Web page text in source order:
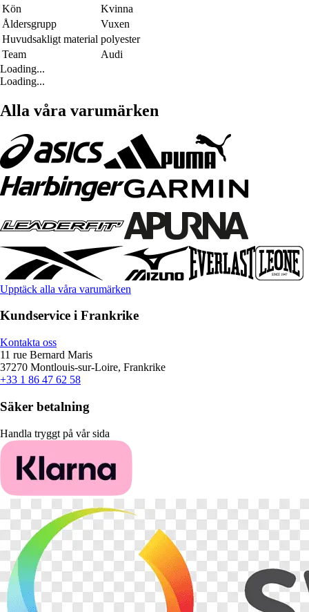
Kön
Kvinna
Åldersgrupp
Vuxen
Huvudsakligt material polyester
Team
Audi
Loading...
Loading...
Alla våra varumärken
Upptäck alla våra varumärken
Kundservice i Frankrike
Kontakta oss
11 rue Bernard Maris
37270 Montlouis-sur-Loire, Frankrike
+33 1 86 47 62 58
Säker betalning
Handla tryggt på vår sida